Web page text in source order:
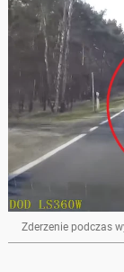
Zderzenie podczas